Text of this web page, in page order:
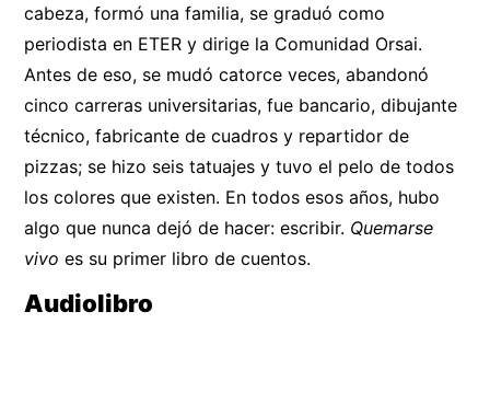
cabeza, formó una familia, se graduó como
periodista en ETER y dirige la Comunidad Orsai.
Antes de eso, se mudó catorce veces, abandonó
cinco carreras universitarias, fue bancario, dibujante
técnico, fabricante de cuadros y repartidor de
pizzas; se hizo seis tatuajes y tuvo el pelo de todos
los colores que existen. En todos esos años, hubo
algo que nunca dejó de hacer: escribir. Quemarse
vivo es su primer libro de cuentos.
Audiolibro